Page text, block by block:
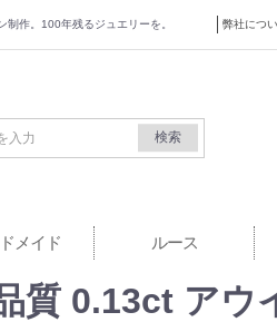
作。100年残るジュエリーを。 弊社につ
ト
検索
メイド ルース
質 0.13ct アウ